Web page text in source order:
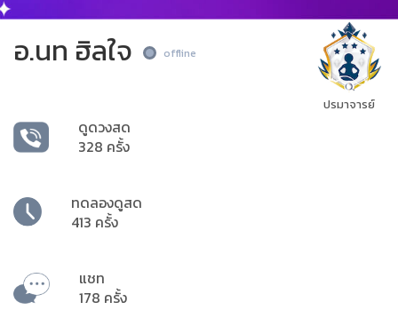
อ.นท ฮิลใจ offline
ดูดวงสด
328 ครั้ง
ทดลองดูสด
413 ครั้ง
แชท
178 ครั้ง
ปรมาจารย์